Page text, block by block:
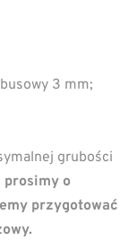
3 mm;
grubości
prosimy o
przygotować